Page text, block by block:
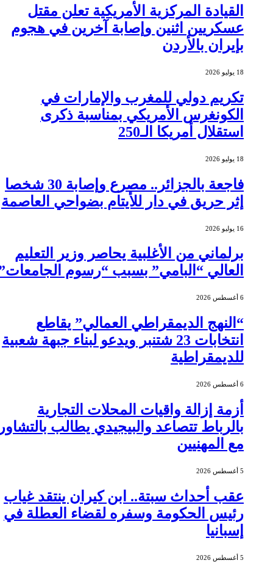
القيادة المركزية الأمريكية تعلن مقتل
عسكريين اثنين وإصابة آخرين في هجوم
بإيران بالأردن
18 يوليو 2026
تكريم دولي للمغرب والإمارات في
الكونغرس الأمريكي بمناسبة ذكرى
استقلال أمريكا الـ250
18 يوليو 2026
فاجعة بالجزائر.. مصرع وإصابة 30 شخصا
إثر حريق في دار للأيتام بضواحي العاصمة
16 يوليو 2026
برلماني من الأغلبية يحاصر وزير التعليم
العالي “البامي” بسبب “رسوم الجامعات”
“النهج الديمقراطي العمالي” يقاطع
انتخابات 23 شتنبر ويدعو لبناء جبهة شعبية
للديمقراطية
أزمة إزالة واقيات المحلات التجارية
بالرباط تتصاعد والبيجيدي يطالب بالتشاور
مع المهنيين
عقب أحداث سبتة.. ابن كيران ينتقد غياب
رئيس الحكومة وسفره لقضاء العطلة في
إسبانيا